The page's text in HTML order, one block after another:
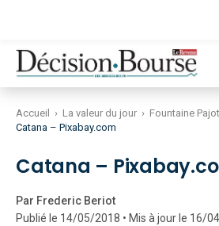
Accueil › La valeur du jour › Fountaine
Catana – Pixabay.com
Catana –
Par Frederic Beriot
Publié le 14/05/2018 • Mis à jour le 16/